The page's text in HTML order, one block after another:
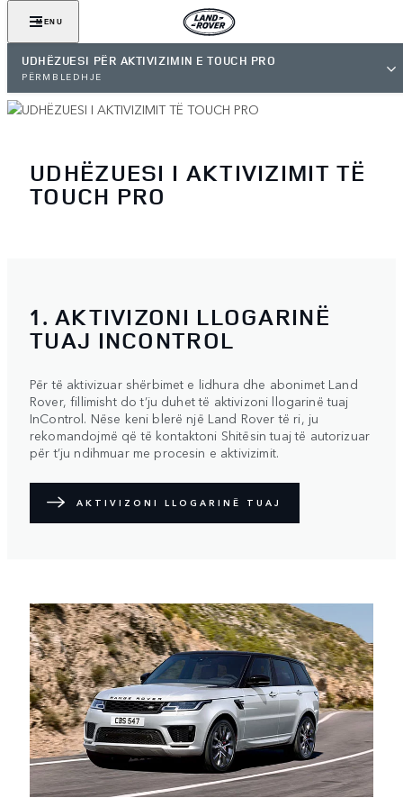
MENU
UDHËZUESI PËR AKTIVIZIMIN E TOUCH PRO
PËRMBLEDHJE
UDHËZUESI I AKTIVIZIMIT TË
TOUCH PRO
1. AKTIVIZONI LLOGARINË
TUAJ INCONTROL
Për të aktivizuar shërbimet e lidhura dhe abonimet Land
Rover, fillimisht do t’ju duhet të aktivizoni llogarinë tuaj
InControl. Nëse keni blerë një Land Rover të ri, ju
rekomandojmë që të kontaktoni Shitësin tuaj të autorizuar
për t’ju ndihmuar me procesin e aktivizimit.
AKTIVIZONI LLOGARINË TUAJ